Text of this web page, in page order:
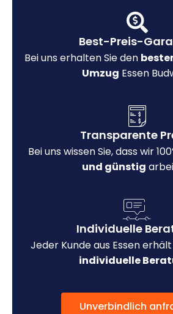
Best-Preis-
Bei uns erhalten Sie den
Umzug Essen
Transparente
Bei uns wissen Sie, dass wir
und günstig
Individuelle
Jeder Kunde aus Essen
individuelle
Unverbindlich